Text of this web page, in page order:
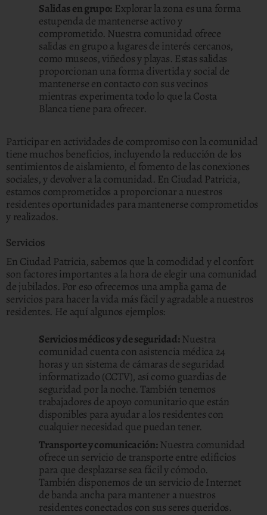
Salidas en grupo: Explorar la zona es una forma
estupenda de mantenerse activo y
comprometido. Nuestra comunidad ofrece
salidas en grupo a lugares de interés cercanos,
como museos, viñedos y playas. Estas salidas
proporcionan una forma divertida y social de
mantenerse en contacto con sus vecinos
mientras experimenta todo lo que la Costa
Blanca tiene para ofrecer.
Participar en actividades de compromiso con la comunidad
tiene muchos beneficios, incluyendo la reducción de los
sentimientos de aislamiento, el fomento de las conexiones
sociales, y devolver a la comunidad. En Ciudad Patricia,
estamos comprometidos a proporcionar a nuestros
residentes oportunidades para mantenerse comprometidos
y realizados.
Servicios
En Ciudad Patricia, sabemos que la comodidad y el confort
son factores importantes a la hora de elegir una comunidad
de jubilados. Por eso ofrecemos una amplia gama de
servicios para hacer la vida más fácil y agradable a nuestros
residentes. He aquí algunos ejemplos:
Servicios médicos y de seguridad:Nuestra
comunidad cuenta con asistencia médica 24
horas y un sistema de cámaras de seguridad
informatizado (CCTV), así como guardias de
seguridad por la noche. También tenemos
trabajadores de apoyo comunitario que están
disponibles para ayudar a los residentes con
cualquier necesidad que puedan tener.
Transporte y comunicación:Nuestra comunidad
ofrece un servicio de transporte entre edificios
para que desplazarse sea fácil y cómodo.
También disponemos de un servicio de Internet
de banda ancha para mantener a nuestros
residentes conectados con sus seres queridos.